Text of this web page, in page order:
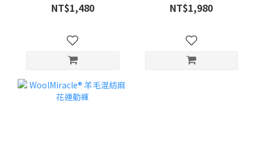
NT$1,480 NT$1,980